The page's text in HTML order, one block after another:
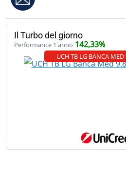
Il Turbo del giorno
Performance 1 anno 142,33%
UCH TB LG BANCA